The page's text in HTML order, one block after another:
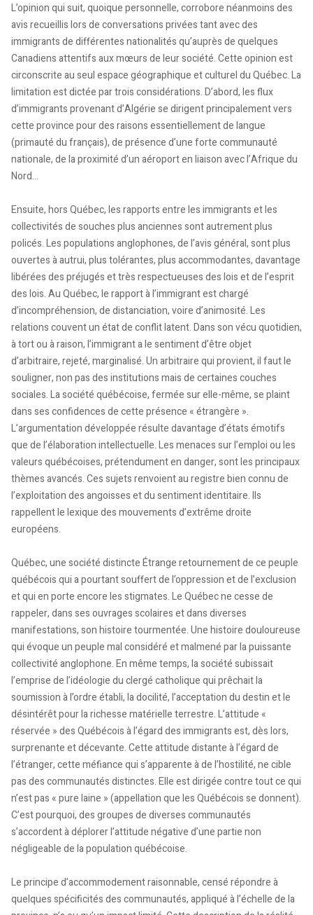
L’opinion qui suit, quoique personnelle, corrobore néanmoins des
avis recueillis lors de conversations privées tant avec des
immigrants de différentes nationalités qu’auprès de quelques
Canadiens attentifs aux mœurs de leur société. Cette opinion est
circonscrite au seul espace géographique et culturel du Québec. La
limitation est dictée par trois considérations. D’abord, les flux
d’immigrants provenant d’Algérie se dirigent principalement vers
cette province pour des raisons essentiellement de langue
(primauté du français), de présence d’une forte communauté
nationale, de la proximité d’un aéroport en liaison avec l’Afrique du
Nord...
Ensuite, hors Québec, les rapports entre les immigrants et les
collectivités de souches plus anciennes sont autrement plus
policés. Les populations anglophones, de l’avis général, sont plus
ouvertes à autrui, plus tolérantes, plus accommodantes, davantage
libérées des préjugés et très respectueuses des lois et de l’esprit
des lois. Au Québec, le rapport à l’immigrant est chargé
d’incompréhension, de distanciation, voire d’animosité. Les
relations couvent un état de conflit latent. Dans son vécu quotidien,
à tort ou à raison, l’immigrant a le sentiment d’être objet
d’arbitraire, rejeté, marginalisé. Un arbitraire qui provient, il faut le
souligner, non pas des institutions mais de certaines couches
sociales. La société québécoise, fermée sur elle-même, se plaint
dans ses confidences de cette présence « étrangère ».
L’argumentation développée résulte davantage d’états émotifs
que de l’élaboration intellectuelle. Les menaces sur l’emploi ou les
valeurs québécoises, prétendument en danger, sont les principaux
thèmes avancés. Ces sujets renvoient au registre bien connu de
l’exploitation des angoisses et du sentiment identitaire. Ils
rappellent le lexique des mouvements d’extrême droite
européens.
Québec, une société distincte Étrange retournement de ce peuple
québécois qui a pourtant souffert de l’oppression et de l’exclusion
et qui en porte encore les stigmates. Le Québec ne cesse de
rappeler, dans ses ouvrages scolaires et dans diverses
manifestations, son histoire tourmentée. Une histoire douloureuse
qui évoque un peuple mal considéré et malmené par la puissante
collectivité anglophone. En même temps, la société subissait
l’emprise de l’idéologie du clergé catholique qui prêchait la
soumission à l’ordre établi, la docilité, l’acceptation du destin et le
désintérêt pour la richesse matérielle terrestre. L’attitude «
réservée » des Québécois à l’égard des immigrants est, dès lors,
surprenante et décevante. Cette attitude distante à l’égard de
l’étranger, cette méfiance qui s’apparente à de l’hostilité, ne cible
pas des communautés distinctes. Elle est dirigée contre tout ce qui
n’est pas « pure laine » (appellation que les Québécois se donnent).
C’est pourquoi, des groupes de diverses communautés
s’accordent à déplorer l’attitude négative d’une partie non
négligeable de la population québécoise.
Le principe d’accommodement raisonnable, censé répondre à
quelques spécificités des communautés, appliqué à l’échelle de la